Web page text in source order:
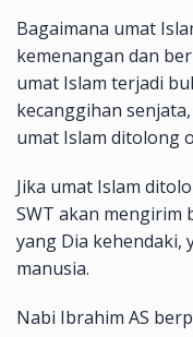
Bagaimana umat
kemenangan dan
umat Islam terjadi
kecanggihan
umat Islam ditolong
Jika umat Islam
SWT akan mengirim
yang Dia
manusia.
Nabi Ibrahim AS